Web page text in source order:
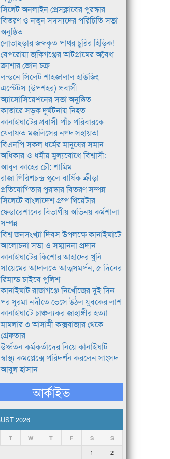
সিলেট অনলাইন প্রেসক্লাবের পুরস্কার
বিতরণ ও নতুন সদস্যদের পরিচিতি সভা
অনুষ্ঠিত
লোভাছড়ার জব্দকৃত পাথর চুরির হিড়িক!
বেপরোয়া জকিগঞ্জের আটগ্রামের অবৈধ
ক্রাশার জোন চক্র
লন্ডনে সিলেট শাহজালাল হাউজিং
এস্টেটস (উপশহর) প্রবাসী
অ্যাসোসিয়েশনের সভা অনুষ্ঠিত
কাতারে সড়ক দুর্ঘটনায় নিহত
কানাইঘাটের প্রবাসী পাঁচ পরিবারকে
খেলাফত মজলিসের নগদ সহায়তা
বিএনপি সকল ধর্মের মানুষের সমান
অধিকার ও ধর্মীয় মুল্যবোধে বিশ্বাসী:
আবুল কাহের চৌ: শামিম
রাজা গিরিশচন্দ্র স্কুলে বার্ষিক ক্রীড়া
প্রতিযোগিতার পুরস্কার বিতরণ সম্পন্ন
সিলেটে বাংলাদেশ গ্রুপ থিয়েটার
ফেডারেশানের বিভাগীয় অভিনয় কর্মশালা
সম্পন্ন
বিশ্ব জনসংখ্যা দিবস উপলক্ষে কানাইঘাটে
আলোচনা সভা ও সম্মাননা প্রদান
কানাইঘাটের কিশোর আহাদের খুনি
সায়েমের আদালতে আত্মসমর্পন, ৫ দিনের
রিমান্ড চাইবে পুলিশ
কানাইঘাট রাজাগঞ্জে নিখোঁজের দুই দিন
পর সুরমা নদীতে ভেসে উঠল যুবকের লাশ
কানাইঘাটে চাঞ্চল্যকর জাহাঙ্গীর হত্যা
মামলার ৩ আসামী কক্সবাজার থেকে
গ্রেফতার
উর্ধ্বতন কর্মকর্তাদের নিয়ে কানাইঘাট
স্বাস্থ্য কমপ্লেক্সে পরিদর্শন করলেন সাংসদ
আবুল হাসান
আর্কাইভ
2026
T W T F S S
1
2